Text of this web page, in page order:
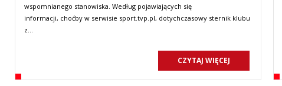
wspomnianego stanowiska. Według pojawiających się
informacji, choćby w serwisie sport.tvp.pl, dotychczasowy sternik klubu
z…
CZYTAJ WIĘCEJ